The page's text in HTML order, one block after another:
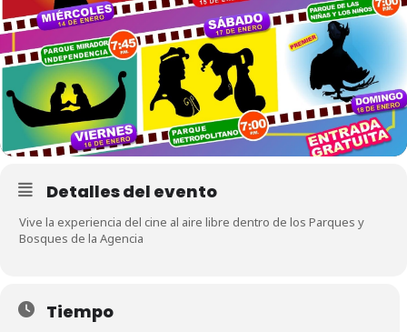
Detalles del evento
Vive la experiencia del cine al aire libre dentro de los Parques y
Bosques de la Agencia
Tiempo